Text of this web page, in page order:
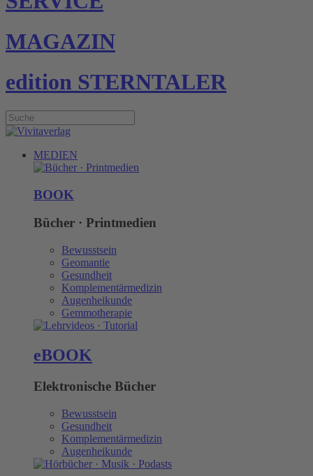
MAGAZIN
edition STERNTALER
MEDIEN
BOOK
Bücher · Printmedien
Bewusstsein
Geomantie
Gesundheit
Komplementärmedizin
Augenheikunde
Gemmotherapie
eBOOK
Elektronische Bücher
Bewusstsein
Gesundheit
Komplementärmedizin
Augenheikunde